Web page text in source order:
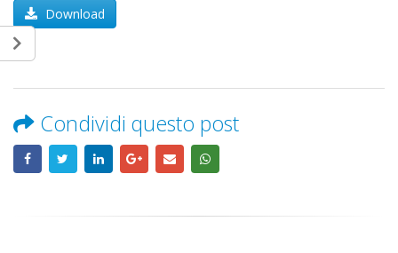
Download
Condividi questo post